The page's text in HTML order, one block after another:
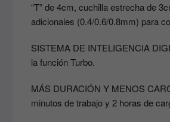
“T” de 4cm, cuchilla estrecha de
adicionales (0.4/0.6/0.8mm) para
SISTEMA DE INTELIGENCIA
la función Turbo.
MÁS DURACIÓN Y MENOS
minutos de trabajo y 2 horas de